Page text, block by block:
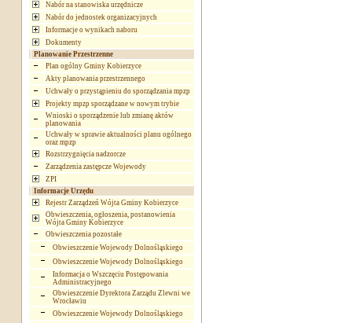
Nabór na stanowiska urzędnicze
Nabór do jednostek organizacyjnych
Informacje o wynikach naboru
Dokumenty
Planowanie Przestrzenne
Plan ogólny Gminy Kobierzyce
Akty planowania przestrzennego
Uchwały o przystąpieniu do sporządzania mpzp
Projekty mpzp sporządzane w nowym trybie
Wnioski o sporządzenie lub zmianę aktów
planowania
Uchwały w sprawie aktualności planu ogólnego
oraz mpzp
Rozstrzygnięcia nadzorcze
Zarządzenia zastępcze Wojewody
ZPI
Informacje Urzędu
Rejestr Zarządzeń Wójta Gminy Kobierzyce
Obwieszczenia, ogłoszenia, postanowienia
Wójta Gminy Kobierzyce
Obwieszczenia pozostałe
Obwieszczenie Wojewody Dolnośląskiego
Obwieszczenie Wojewody Dolnośląskiego
Informacja o Wszczęciu Postępowania
Administracyjnego
Obwieszczenie Dyrektora Zarządu Zlewni we
Wrocławiu
Obwieszczenie Wojewody Dolnośląskiego